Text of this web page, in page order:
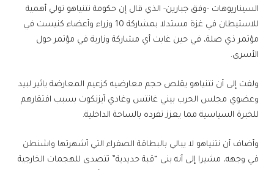
السيناريوهات -وفق جبارين- الذي قال إن حكومة نتنياهو تولي أهمية
للاستيطان في غزة مستدلا بمشاركة 10 وزراء وأعضاء كنيست في
مؤتمر ذي صلة، في حين غابت أي مشاركة وزارية في مؤتمر حول
الأسرى.
ولفت إلى أن نتنياهو يقلص حجم معارضيه كزعيم المعارضة يائير لبيد
وعضوي مجلس الحرب بيني غانتس وغادي آيزنكوت بسبب افتقارهم
للخبرة السياسية مما يعزز تفرده بالساحة الداخلية.
وأضاف أن نتنياهو لا يبالي بالبطاقة الصفراء التي أشهرتها واشنطن
في وجهه، مشيرا إلى أنه بنى “قبة حديدية” تتصدى للهجمات الخارجية